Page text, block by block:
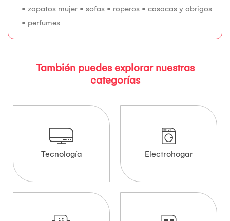
• zapatos mujer • sofas • roperos • casacas y abrigos
• perfumes
También puedes explorar nuestras
categorías
Tecnología Electrohogar